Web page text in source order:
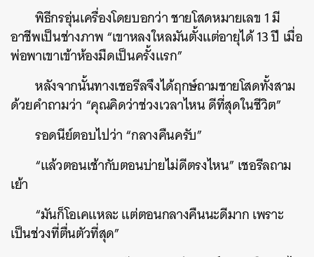
พิธีกรอุ่นเครื่องโดยบอกว่า ชายโสดหมายเลข 1 มี
อาชีพเป็นช่างภาพ “เขาหลงใหลมันตั้งแต่อายุได้ 13 ปี เมื่อ
พ่อพาเขาเข้าห้องมืดเป็นครั้งแรก”
หลังจากนั้นทางเชอรีลจึงได้ฤกษ์ถามชายโสดทั้งสาม
ด้วยคำถามว่า “คุณคิดว่าช่วงเวลาไหน ดีที่สุดในชีวิต”
รอดนีย์ตอบไปว่า “กลางคืนครับ”
“แล้วตอนเช้ากับตอนบ่ายไม่ดีตรงไหน” เชอรีลถาม
เย้า
“มันก็โอเคแหละ แต่ตอนกลางคืนนะดีมาก เพราะ
เป็นช่วงที่ตื่นตัวที่สุด”